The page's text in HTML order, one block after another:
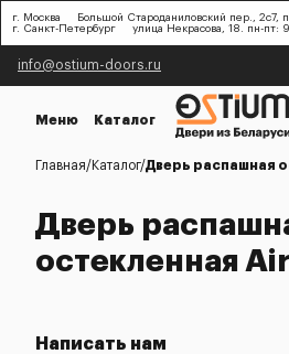
г. Москва
Большой Староданиловский пер.,
г. Санкт-Петербург
улица Некрасова, 18. пн-пт:
info@ostium-doors.ru
Меню Каталог
Главная Каталог Дверь распашная
Дверь
остекленная
Написать нам